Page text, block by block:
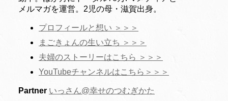
メルマガを運営。2児の母・滋賀出身。
プロフィールと想い ＞＞＞
まごきょんの生い立ち ＞＞＞
夫婦のストーリーはこちら ＞＞＞
YouTubeチャンネルはこちら＞＞＞
Partner いっさん@幸せのつむぎかた